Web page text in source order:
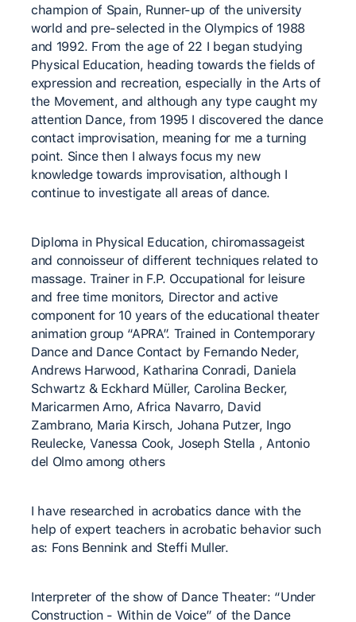
champion of Spain, Runner-up of the university
world and pre-selected in the Olympics of 1988
and 1992. From the age of 22 I began studying
Physical Education, heading towards the fields of
expression and recreation, especially in the Arts of
the Movement, and although any type caught my
attention Dance, from 1995 I discovered the dance
contact improvisation, meaning for me a turning
point. Since then I always focus my new
knowledge towards improvisation, although I
continue to investigate all areas of dance.
Diploma in Physical Education, chiromassageist
and connoisseur of different techniques related to
massage. Trainer in F.P. Occupational for leisure
and free time monitors, Director and active
component for 10 years of the educational theater
animation group “APRA”. Trained in Contemporary
Dance and Dance Contact by Fernando Neder,
Andrews Harwood, Katharina Conradi, Daniela
Schwartz & Eckhard Müller, Carolina Becker,
Maricarmen Arno, Africa Navarro, David
Zambrano, Maria Kirsch, Johana Putzer, Ingo
Reulecke, Vanessa Cook, Joseph Stella , Antonio
del Olmo among others
I have researched in acrobatics dance with the
help of expert teachers in acrobatic behavior such
as: Fons Bennink and Steffi Muller.
Interpreter of the show of Dance Theater: “Under
Construction - Within de Voice” of the Dance